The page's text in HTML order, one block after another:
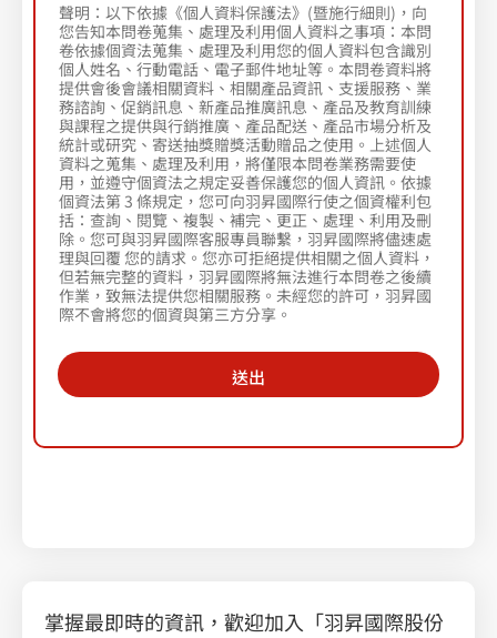
聲明：以下依據《個人資料保護法》(暨施行細則)，向
您告知本問卷蒐集、處理及利用個人資料之事項：本問
卷依據個資法蒐集、處理及利用您的個人資料包含識別
個人姓名、行動電話、電子郵件地址等。本問卷資料將
提供會後會議相關資料、相關產品資訊、支援服務、業
務諮詢、促銷訊息、新產品推廣訊息、產品及教育訓練
與課程之提供與行銷推廣、產品配送、產品市場分析及
統計或研究、寄送抽獎贈獎活動贈品之使用。上述個人
資料之蒐集、處理及利用，將僅限本問卷業務需要使
用，並遵守個資法之規定妥善保護您的個人資訊。依據
個資法第 3 條規定，您可向羽昇國際行使之個資權利包
括：查詢、閱覽、複製、補完、更正、處理、利用及刪
除。您可與羽昇國際客服專員聯繫，羽昇國際將儘速處
理與回覆 您的請求。您亦可拒絕提供相關之個人資料，
但若無完整的資料，羽昇國際將無法進行本問卷之後續
作業，致無法提供您相關服務。未經您的許可，羽昇國
際不會將您的個資與第三方分享。
送出
掌握最即時的資訊，歡迎加入「羽昇國際股份